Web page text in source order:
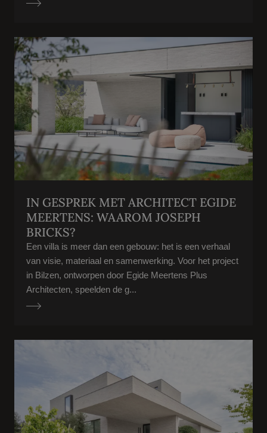
IN GESPREK MET ARCHITECT EGIDE
MEERTENS: WAAROM JOSEPH
BRICKS?
Een villa is meer dan een gebouw: het is een verhaal
van visie, materiaal en samenwerking. Voor het project
in Bilzen, ontworpen door Egide Meertens Plus
Architecten, speelden de g...